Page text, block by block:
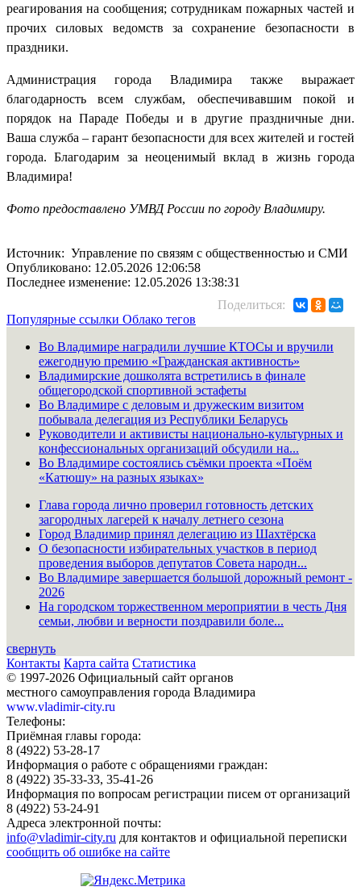
реагирования на сообщения; сотрудникам пожарных частей и
прочих силовых ведомств за сохранение безопасности в
праздники.
Администрация города Владимира также выражает
благодарность всем службам, обеспечивавшим покой и
порядок на Параде Победы и в другие праздничные дни.
Ваша служба – гарант безопасности для всех жителей и гостей
города. Благодарим за неоценимый вклад в жизнь города
Владимира!
Фото предоставлено УМВД России по городу Владимиру.
Источник: Управление по связям с общественностью и СМИ
Опубликовано: 12.05.2026 12:06:58
Последнее изменение: 12.05.2026 13:38:31
Поделиться:
Популярные ссылки Облако тегов
Во Владимире наградили лучшие КТОСы и вручили
ежегодную премию «Гражданская активность»
Владимирские дошколята встретились в финале
общегородской спортивной эстафеты
Во Владимире с деловым и дружеским визитом
побывала делегация из Республики Беларусь
Руководители и активисты национально-культурных и
конфессиональных организаций обсудили на...
Во Владимире состоялись съёмки проекта «Поём
«Катюшу» на разных языках»
Глава города лично проверил готовность детских
загородных лагерей к началу летнего сезона
Город Владимир принял делегацию из Шахтёрска
О безопасности избирательных участков в период
проведения выборов депутатов Совета народн...
Во Владимире завершается большой дорожный ремонт -
2026
На городском торжественном мероприятии в честь Дня
семьи, любви и верности поздравили боле...
свернуть
Контакты Карта сайта Статистика
© 1997-2026 Официальный сайт органов
местного самоуправления города Владимира
www.vladimir-city.ru
Телефоны:
Приёмная главы города:
8 (4922) 53-28-17
Информация о работе с обращениями граждан:
8 (4922) 35-33-33, 35-41-26
Информация по вопросам регистрации писем от организаций
8 (4922) 53-24-91
Адреса электронной почты:
info@vladimir-city.ru для контактов и официальной переписки
сообщить об ошибке на сайте